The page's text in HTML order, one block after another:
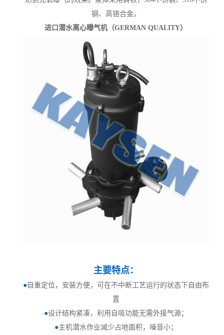
钢、高铬合金。
进口潜水离心曝气机（GERMAN QUALITY）
主要特点：
●自重定位，安装方便，可在不中断工艺运行的状态下自由布
置
●设计结构紧凑，利用自吸功能无需外接气源；
●主机潜水作业减少占地面积，噪音小；